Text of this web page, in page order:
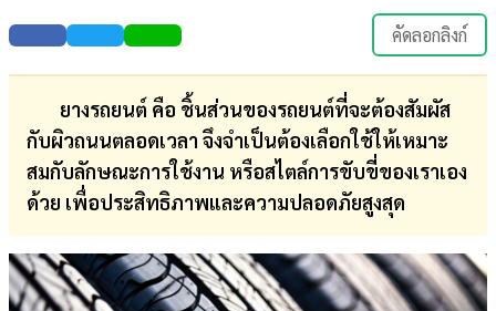
คัดลอกลิงก์
ยางรถยนต์ คือ ชิ้นส่วนของรถยนต์ที่จะต้องสัมผัส
กับผิวถนนตลอดเวลา จึงจำเป็นต้องเลือกใช้ให้เหมาะ
สมกับลักษณะการใช้งาน หรือสไตล์การขับขี่ของเราเอง
ด้วย เพื่อประสิทธิภาพและความปลอดภัยสูงสุด
ตรวจ
หวย
บอล
สด
การ
การ